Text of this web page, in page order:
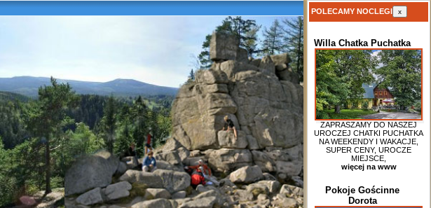
POLECAMY NOCLEGI x
Willa Chatka Puchatka
ZAPRASZAMY DO NASZEJ
UROCZEJ CHATKI PUCHATKA
NA WEEKENDY I WAKACJE,
SUPER CENY, UROCZE
MIEJSCE,
więcej na www
Pokoje Gościnne
Dorota